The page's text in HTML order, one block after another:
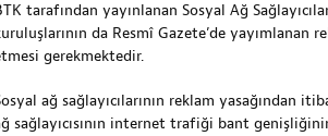
tarafından yayınlanan Sosyal Ağ
da Resmî Gazete’de yayımlanan
gerekmektedir.
ağ sağlayıcılarının reklam yasağından
sağlayıcısının internet trafiği bant